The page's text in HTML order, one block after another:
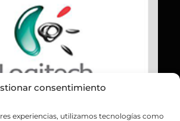
consentimiento
experiencias, utilizamos tecnologías como